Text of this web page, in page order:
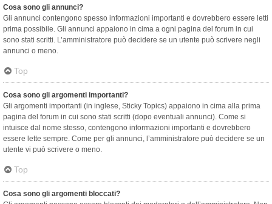
Cosa sono gli annunci?
Gli annunci contengono spesso informazioni importanti e dovrebbero essere letti
prima possibile. Gli annunci appaiono in cima a ogni pagina del forum in cui
sono stati scritti. L’amministratore può decidere se un utente può scrivere negli
annunci o meno.
Top
Cosa sono gli argomenti importanti?
Gli argomenti importanti (in inglese, Sticky Topics) appaiono in cima alla prima
pagina del forum in cui sono stati scritti (dopo eventuali annunci). Come si
intuisce dal nome stesso, contengono informazioni importanti e dovrebbero
essere lette sempre. Come per gli annunci, l’amministratore può decidere se un
utente vi può scrivere o meno.
Top
Cosa sono gli argomenti bloccati?